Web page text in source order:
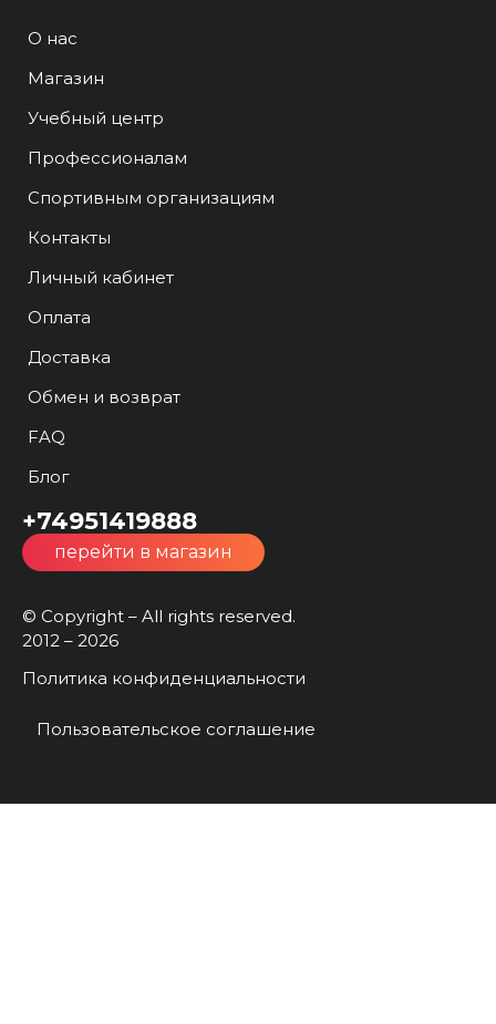
О нас
Магазин
Учебный центр
Профессионалам
Спортивным организациям
Контакты
Личный кабинет
Оплата
Доставка
Обмен и возврат
FAQ
Блог
+74951419888
перейти в магазин
© Copyright – All rights reserved.
2012 – 2026
Политика конфиденциальности
Пользовательское соглашение